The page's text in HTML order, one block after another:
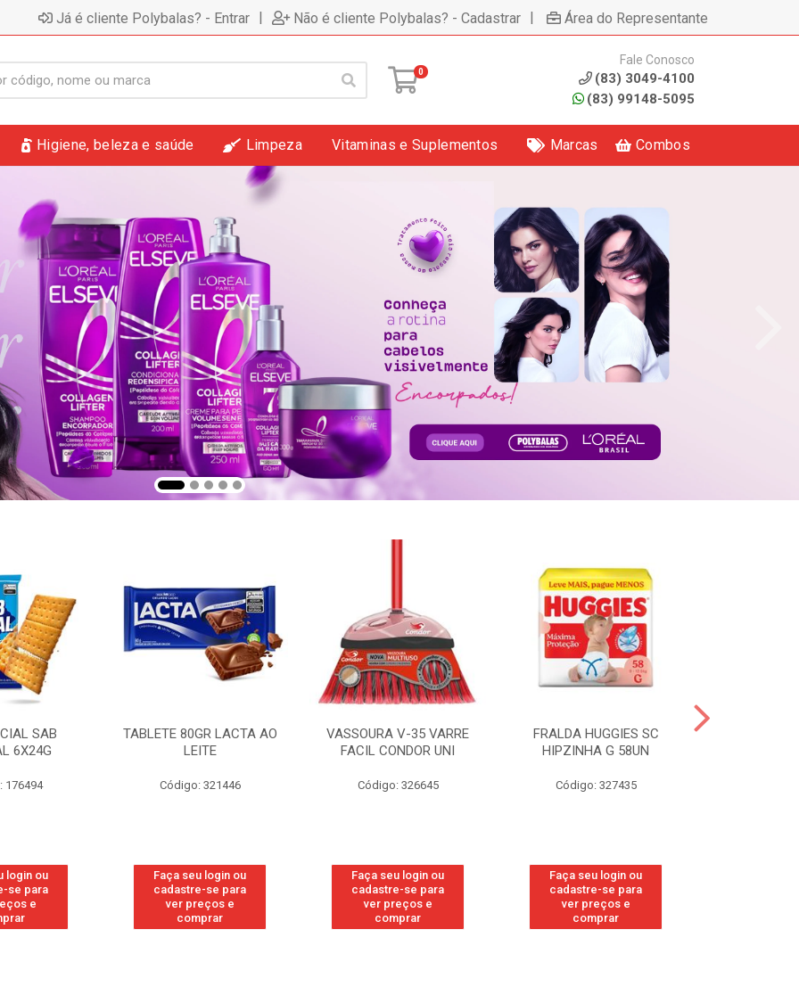
Já é cliente Polybalas? - Entrar | Não é cliente Polybalas? - Cadastrar | Área do Representante
0
Fale Conosco
(83) 3049-4100
(83) 99148-5095
Higiene, beleza e saúde Limpeza Vitaminas e Suplementos Marcas Combos
SAB
6X24G
176494
login ou
se para
e
TABLETE 80GR LACTA AO
LEITE
Código: 321446
Faça seu login ou
cadastre-se para
ver preços e
comprar
VASSOURA V-35 VARRE
FACIL CONDOR UNI
Código: 326645
Faça seu login ou
cadastre-se para
ver preços e
comprar
FRALDA HUGGIES SC
HIPZINHA G 58UN
Código: 327435
Faça seu login ou
cadastre-se para
ver preços e
comprar